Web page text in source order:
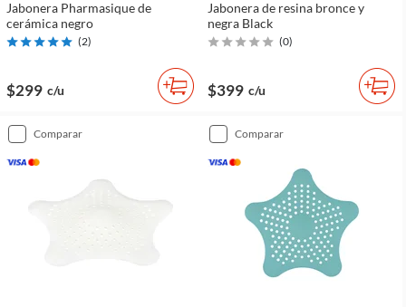
Jabonera Pharmasique de
cerámica negro
(2)
$299 c/u
Jabonera de resina bronce y
negra Black
(0)
$399 c/u
comparar comparar